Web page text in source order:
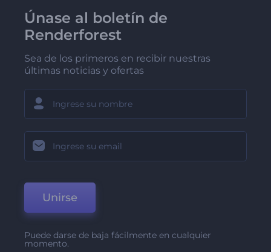
Únase al boletín de
Renderforest
Sea de los primeros en recibir nuestras
últimas noticias y ofertas
Unirse
Puede darse de baja fácilmente en cualquier
momento.